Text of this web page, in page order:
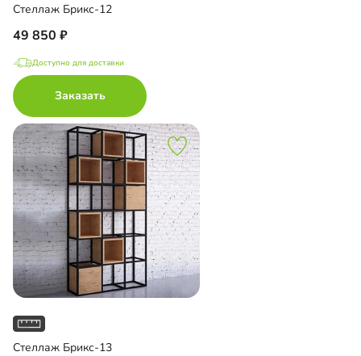
Стеллаж Брикс-12
49 850
Доступно для доставки
Заказать
Стеллаж Брикс-13